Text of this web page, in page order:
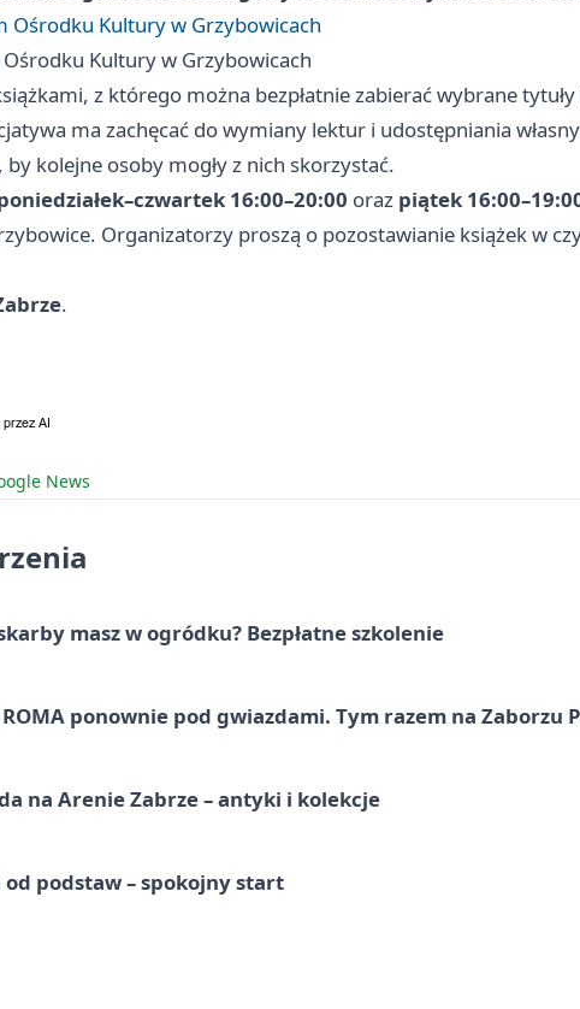
Ośrodku Kultury w Grzybowicach
Kultury w Grzybowicach
z którego można bezpłatnie zabierać wybrane
ma zachęcać do wymiany lektur i udostępniania
kolejne osoby mogły z nich skorzystać.
16:00–20:00 oraz piątek
Organizatorzy proszą o pozostawianie książek w
.
News
masz w ogródku? Bezpłatne szkolenie
ponownie pod gwiazdami. Tym razem na Zaborzu
na Arenie Zabrze – antyki i kolekcje
od podstaw – spokojny start